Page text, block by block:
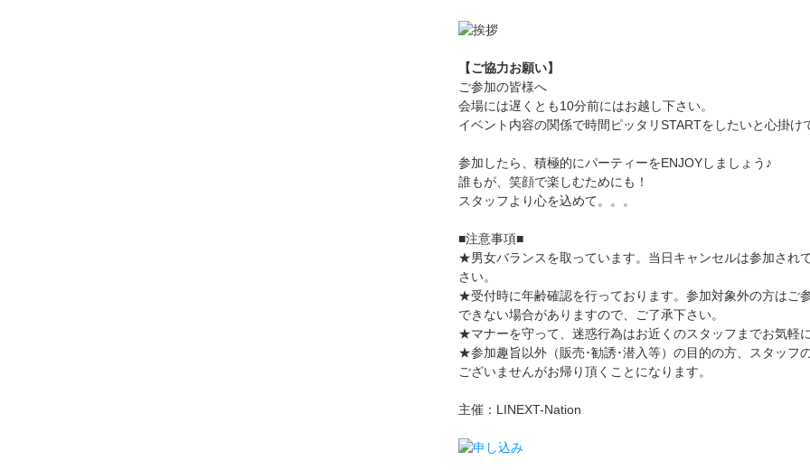
【ご協力お願い】
ご参加の皆様へ
会場には遅くとも10分前にはお越し下さい。
イベント内容の関係で時間ピッタリSTARTをしたいと心掛け
参加したら、積極的にパーティーをENJOYしましょう♪
誰もが、笑顔で楽しむためにも！
スタッフより心を込めて。。。
■注意事項■
★男女バランスを取っています。当日キャンセルは参加され
さい。
★受付時に年齢確認を行っております。参加対象外の方はご
できない場合がありますので、ご了承下さい。
★マナーを守って、迷惑行為はお近くのスタッフまでお気軽
★参加趣旨以外（販売･勧誘･潜入等）の目的の方、スタッフ
ございませんがお帰り頂くことになります。
主催：LINEXT-Nation